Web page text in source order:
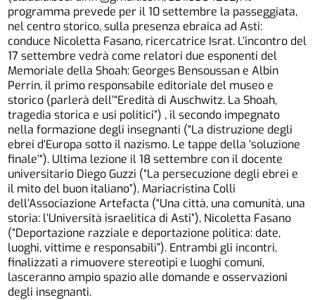
programma prevede per il 10 settembre la passeggiata,
nel centro storico, sulla presenza ebraica ad Asti:
conduce Nicoletta Fasano, ricercatrice Israt. L’incontro del
17 settembre vedrà come relatori due esponenti del
Memoriale della Shoah: Georges Bensoussan e Albin
Perrin, il primo responsabile editoriale del museo e
storico (parlerà dell’“Eredità di Auschwitz. La Shoah,
tragedia storica e usi politici”) , il secondo impegnato
nella formazione degli insegnanti (“La distruzione degli
ebrei d’Europa sotto il nazismo. Le tappe della ‘soluzione
finale’“). Ultima lezione il 18 settembre con il docente
universitario Diego Guzzi (“La persecuzione degli ebrei e
il mito del buon italiano”), Mariacristina Colli
dell’Associazione Artefacta (“Una città, una comunità, una
storia: l’Università israelitica di Asti”), Nicoletta Fasano
(“Deportazione razziale e deportazione politica: date,
luoghi, vittime e responsabili”). Entrambi gli incontri,
finalizzati a rimuovere stereotipi e luoghi comuni,
lasceranno ampio spazio alle domande e osservazioni
degli insegnanti.